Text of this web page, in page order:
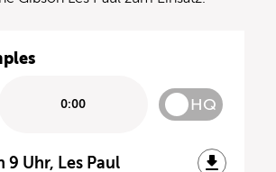
0:00 HQ
9 Uhr, Les Paul